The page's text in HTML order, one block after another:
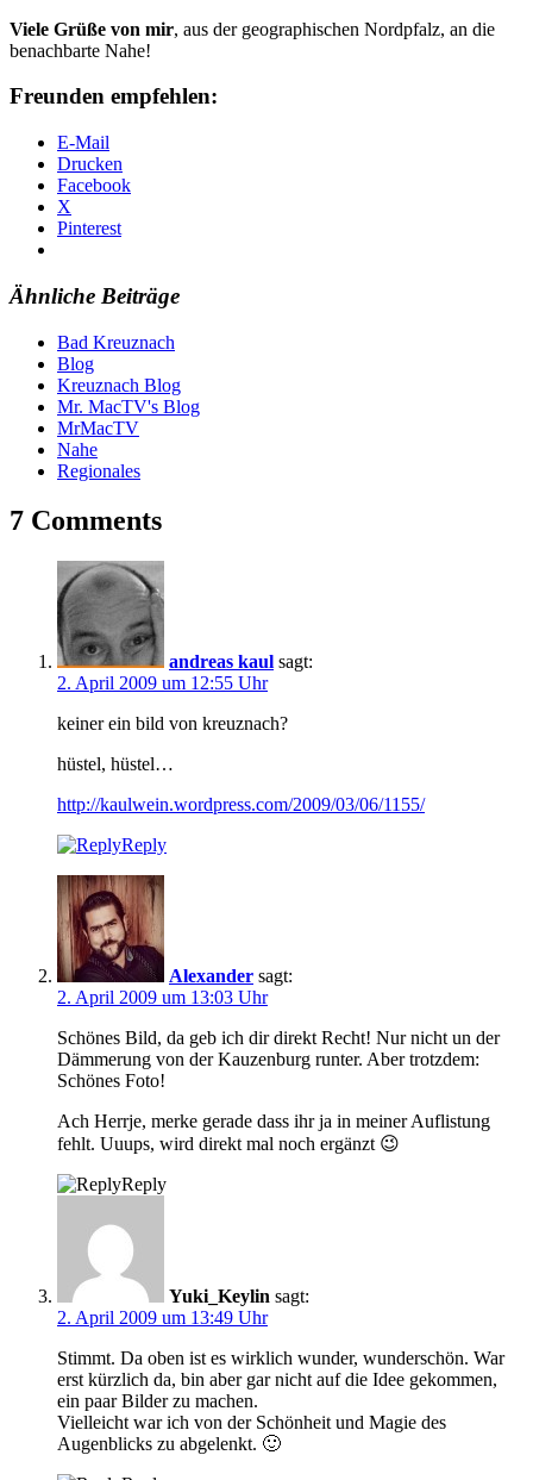
Viele Grüße von mir, aus der geographischen Nordpfalz, an die
benachbarte Nahe!
Freunden empfehlen:
E-Mail
Drucken
Facebook
X
Pinterest
Ähnliche Beiträge
Bad Kreuznach
Blog
Kreuznach Blog
Mr. MacTV's Blog
MrMacTV
Nahe
Regionales
7 Comments
andreas kaul sagt:
2. April 2009 um 12:55 Uhr
keiner ein bild von kreuznach?
hüstel, hüstel…
http://kaulwein.wordpress.com/2009/03/06/1155/
Reply
Alexander sagt:
2. April 2009 um 13:03 Uhr
Schönes Bild, da geb ich dir direkt Recht! Nur nicht un der
Dämmerung von der Kauzenburg runter. Aber trotzdem:
Schönes Foto!
Ach Herrje, merke gerade dass ihr ja in meiner Auflistung
fehlt. Uuups, wird direkt mal noch ergänzt 😉
Reply
Yuki_Keylin sagt:
2. April 2009 um 13:49 Uhr
Stimmt. Da oben ist es wirklich wunder, wunderschön. War
erst kürzlich da, bin aber gar nicht auf die Idee gekommen,
ein paar Bilder zu machen.
Vielleicht war ich von der Schönheit und Magie des
Augenblicks zu abgelenkt. 🙂